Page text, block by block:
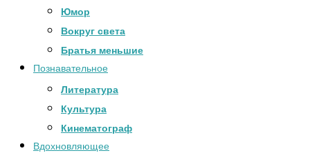
Юмор
Вокруг света
Братья меньшие
Познавательное
Литература
Культура
Кинематограф
Вдохновляющее